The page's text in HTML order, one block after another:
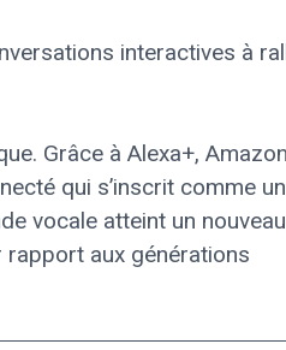
interactives à
Grâce à Alexa+, Amazon
qui s’inscrit comme
vocale atteint un
rapport aux générations